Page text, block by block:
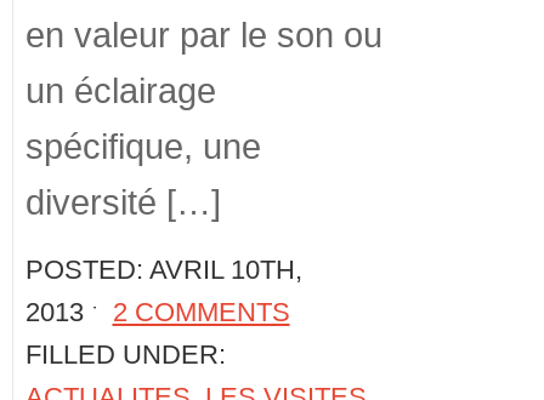
en valeur par le son ou
un éclairage
spécifique, une
diversité […]
POSTED: AVRIL 10TH,
2013 ˑ 2 COMMENTS
FILLED UNDER: